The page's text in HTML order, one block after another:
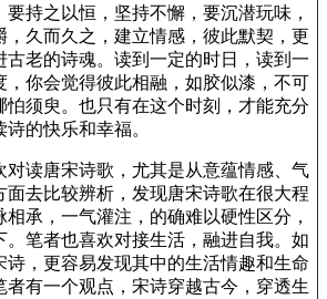
要持之以恒，坚持不懈，要沉潜玩味，
，久而久之，建立情感，彼此默契，更
古老的诗魂。读到一定的时日，读到一
，你会觉得彼此相融，如胶似漆，不可
怕须臾。也只有在这个时刻，才能充分
诗的快乐和幸福。
对读唐宋诗歌，尤其是从意蕴情感、气
面去比较辨析，发现唐宋诗歌在很大程
相承，一气灌注，的确难以硬性区分，
。笔者也喜欢对接生活，融进自我。如
诗，更容易发现其中的生活情趣和生命
者有一个观点，宋诗穿越古今，穿透生